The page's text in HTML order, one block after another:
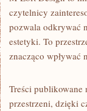
czytelnicy
pozwala odkrywać
estetyki. To
znacząco wpływać
Treści publikowane
przestrzeni, dzięki